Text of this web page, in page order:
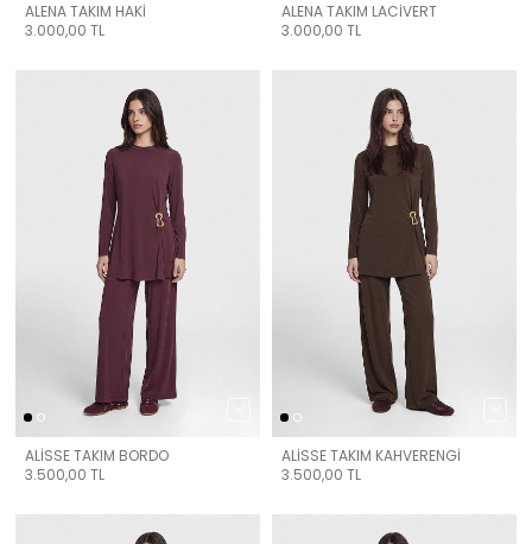
ALENA TAKIM HAKİ
3.000,00 TL
ALENA TAKIM LACİVERT
3.000,00 TL
ALİSSE TAKIM BORDO
3.500,00 TL
ALİSSE TAKIM KAHVERENGİ
3.500,00 TL